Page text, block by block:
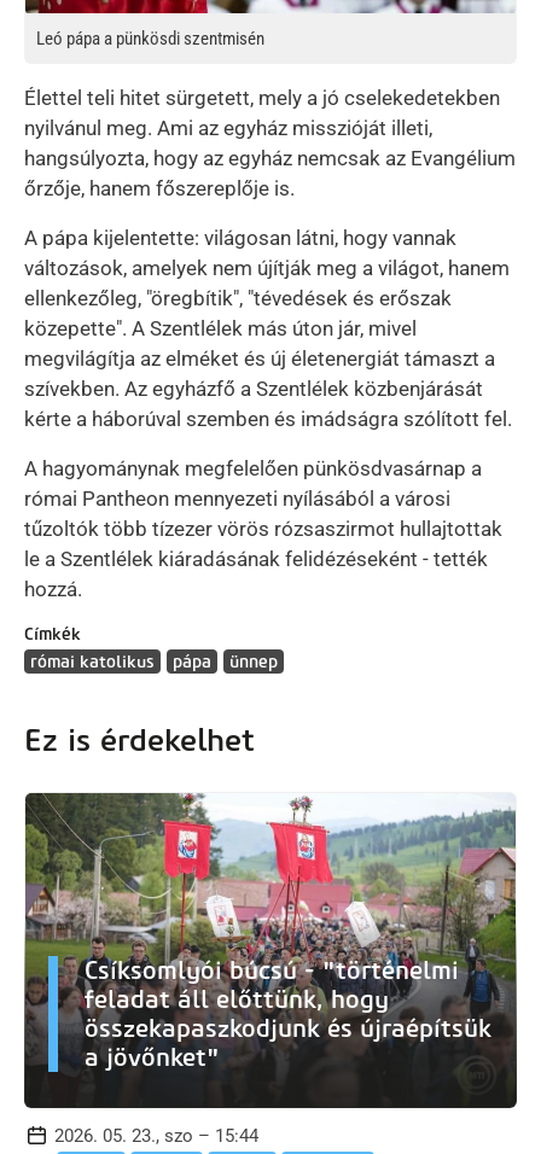
Leó pápa a pünkösdi szentmisén
Élettel teli hitet sürgetett, mely a jó cselekedetekben
nyilvánul meg. Ami az egyház misszióját illeti,
hangsúlyozta, hogy az egyház nemcsak az Evangélium
őrzője, hanem főszereplője is.
A pápa kijelentette: világosan látni, hogy vannak
változások, amelyek nem újítják meg a világot, hanem
ellenkezőleg, "öregbítik", "tévedések és erőszak
közepette". A Szentlélek más úton jár, mivel
megvilágítja az elméket és új életenergiát támaszt a
szívekben. Az egyházfő a Szentlélek közbenjárását
kérte a háborúval szemben és imádságra szólított fel.
A hagyománynak megfelelően pünkösdvasárnap a
római Pantheon mennyezeti nyílásából a városi
tűzoltók több tízezer vörös rózsaszirmot hullajtottak
le a Szentlélek kiáradásának felidézéseként - tették
hozzá.
Címkék
római katolikus
pápa ünnep
Ez is érdekelhet
Csíksomlyói búcsú - "történelmi
feladat áll előttünk, hogy
összekapaszkodjunk és újraépítsük
a jövőnket"
2026. 05. 23., szo – 15:44